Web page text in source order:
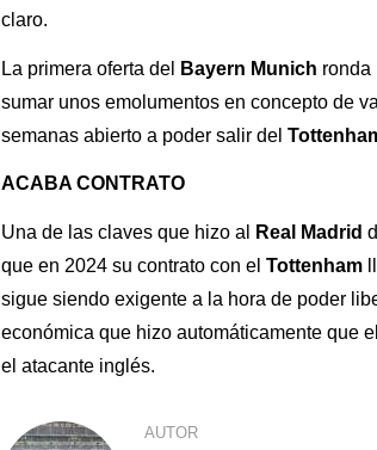
claro.
La primera oferta del Bayern Munich ronda
sumar unos emolumentos en concepto de
semanas abierto a poder salir del
ACABA CONTRATO
Una de las claves que hizo al Real Madrid
que en 2024 su contrato con el Tottenham
sigue siendo exigente a la hora de poder
económica que hizo automáticamente que
el atacante inglés.
AUTOR